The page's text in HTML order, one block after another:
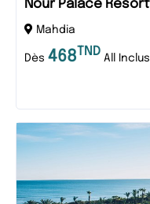
Nour Palace
Mahdia
Dès 468 TND All